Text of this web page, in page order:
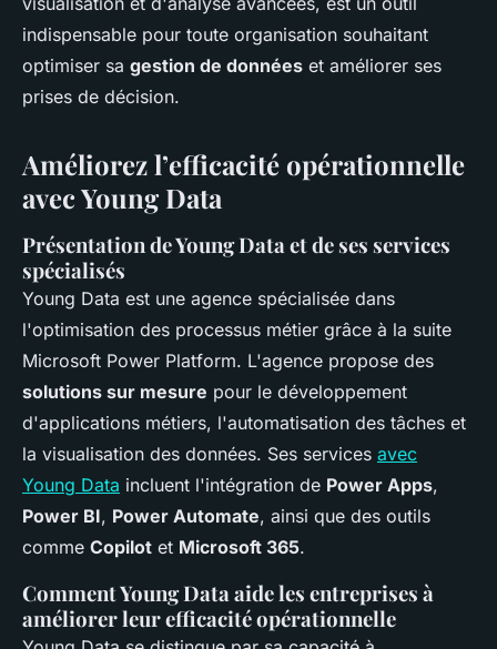
indispensable pour toute organisation souhaitant
optimiser sa gestion de données et améliorer ses
prises de décision.
Améliorez l’efficacité opérationnelle
avec Young Data
Présentation de Young Data et de ses services
spécialisés
Young Data est une agence spécialisée dans
l'optimisation des processus métier grâce à la suite
Microsoft Power Platform. L'agence propose des
solutions sur mesure pour le développement
d'applications métiers, l'automatisation des tâches et
la visualisation des données. Ses services avec
Young Data incluent l'intégration de Power Apps,
Power BI, Power Automate, ainsi que des outils
comme Copilot et Microsoft 365.
Comment Young Data aide les entreprises à
améliorer leur efficacité opérationnelle